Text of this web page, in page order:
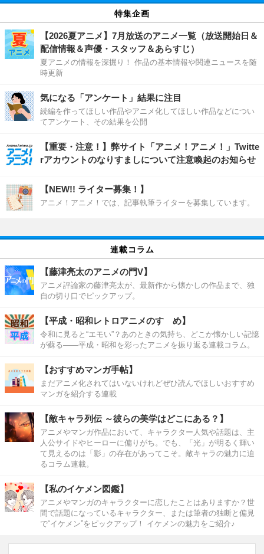
特集企画
【2026夏アニメ】7月放送のアニメ一覧（放送開始日＆
配信情報＆声優・スタッフ＆あらすじ）
夏アニメの情報を深掘り！ 作品の基本情報や関連ニュースを随
時更新
気になる「アンケート」結果に注目
続編を作ってほしい作品やアニメ化してほしい作品などについ
てアンケート、その結果を公開
【重要・注意！】弊サイト「アニメ！アニメ！」Twitte
rアカウントのなりすましについて注意喚起のお知らせ
【NEW!! ライター募集！】
アニメ！アニメ！では、記事執筆ライターを募集しています。
連載コラム
【藤津亮太のアニメの門V】
アニメ評論家の藤津亮太が、最新作から懐かしの作品まで、独
自の切り口でピックアップ。
【平成・昭和レトロアニメのすゝめ】
令和に見ると“エモい”？あのときの気持ち、どこか懐かしい記憶
が蘇る――平成・昭和を彩ったアニメを振り返る連載コラム。
【おすすめマンガ手帖】
まだアニメ化されてはいないけれどぜひ読んでほしいおすすめ
マンガを紹介する連載
【敵キャラ列伝 ～彼らの美学はどこにある？】
アニメやマンガ作品において、キャラクター人気や話題は、主
人公サイドやヒーローに偏りがち。でも、「光」が明るく輝い
て見えるのは「影」の存在があってこそ。敵キャラの魅力に迫
るコラム連載。
【私のイケメン図鑑】
アニメやマンガのキャラクターに恋したことはありますか？世
間で話題になっているキャラクター、または筆者の独断と偏見
で“イケメン”をピックアップ！ イケメンの魅力をご紹介♪